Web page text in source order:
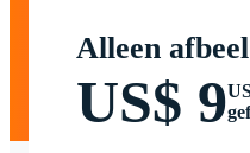
Alleen
US$ 9